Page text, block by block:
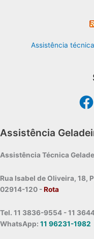
Assistência
Assistência
Assistência Técnica
Rua Isabel de Oliveira, 18,
02914-120 -Rota
Tel. 11 3836-9554 - 11
WhatsApp: 11 96231-1982